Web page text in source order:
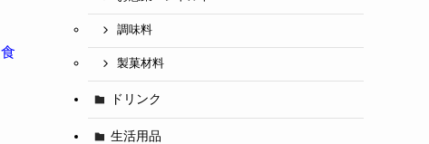
食
調味料
製菓材料
ドリンク
生活用品